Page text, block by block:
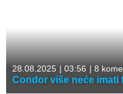
28.08.2025 | 03:56 | 8
Condor više neće imati